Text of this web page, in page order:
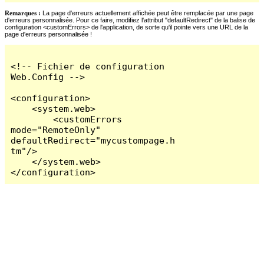
Remarques : La page d'erreurs actuellement affichée peut être remplacée par une page
d'erreurs personnalisée. Pour ce faire, modifiez l'attribut "defaultRedirect" de la balise de
configuration <customErrors> de l'application, de sorte qu'il pointe vers une URL de la
page d'erreurs personnalisée !
<!-- Fichier de configuration
Web.Config -->
<configuration>
    <system.web>
        <customErrors
mode="RemoteOnly"
defaultRedirect="mycustompage.h
tm"/>
    </system.web>
</configuration>